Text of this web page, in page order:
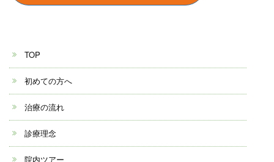
TOP
初めての方へ
治療の流れ
診療理念
院内ツアー